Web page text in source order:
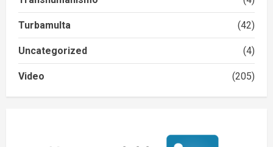
Turbamulta (42)
Uncategorized (4)
Video (205)